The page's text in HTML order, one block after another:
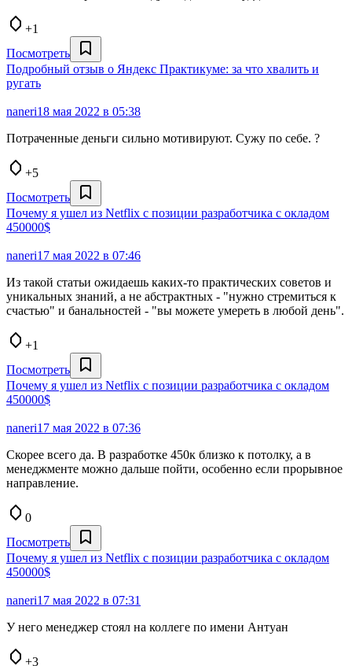
+1
Посмотреть
Подробный отзыв о Яндекс Практикуме: за что хвалить и
ругать
naneri18 мая 2022 в 05:38
Потраченные деньги сильно мотивируют. Сужу по себе. ?
+5
Посмотреть
Почему я ушел из Netflix с позиции разработчика с окладом
450000$
naneri17 мая 2022 в 07:46
Из такой статьи ожидаешь каких-то практических советов и
уникальных знаний, а не абстрактных - "нужно стремиться к
счастью" и банальностей - "вы можете умереть в любой день".
+1
Посмотреть
Почему я ушел из Netflix с позиции разработчика с окладом
450000$
naneri17 мая 2022 в 07:36
Скорее всего да. В разработке 450к близко к потолку, а в
менеджменте можно дальше пойти, особенно если прорывное
направление.
0
Посмотреть
Почему я ушел из Netflix с позиции разработчика с окладом
450000$
naneri17 мая 2022 в 07:31
У него менеджер стоял на коллеге по имени Антуан
+3